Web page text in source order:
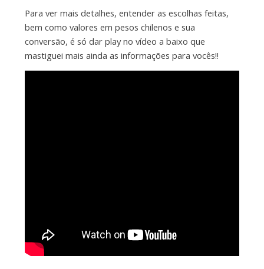
Para ver mais detalhes, entender as escolhas feitas,
bem como valores em pesos chilenos e sua
conversão, é só dar play no vídeo a baixo que
mastiguei mais ainda as informações para vocês!!